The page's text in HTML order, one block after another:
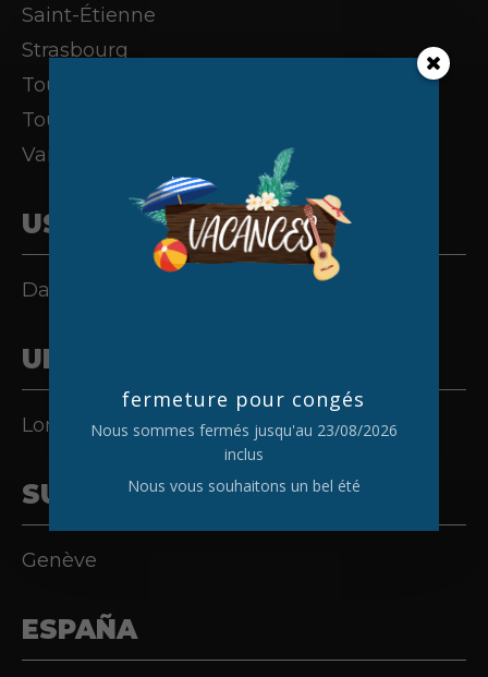
Saint-Étienne
Strasbourg
Toulouse
Tours
Vannes
USA
Dallas
UK
London
SUISSE
Genève
ESPAÑA
fermeture pour congés
Nous sommes fermés jusqu'au 23/08/2026
inclus
Nous vous souhaitons un bel été